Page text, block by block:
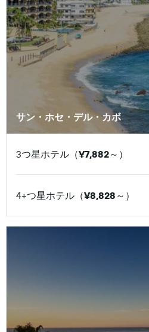
サン・ホセ・デル・カボ
3つ星ホテル（¥7,882​～）
4+つ星ホテル（¥8,828 ​～）